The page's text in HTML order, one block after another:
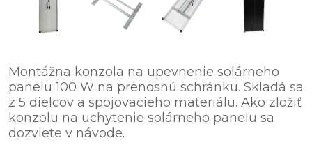
Montážna konzola na upevnenie solárneho
panelu 100 W na prenosnú schránku. Skladá sa
z 5 dielcov a spojovacieho materiálu. Ako zložiť
konzolu na uchytenie solárneho panelu sa
dozviete v návode.